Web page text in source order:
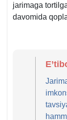
jarimaga
davomida